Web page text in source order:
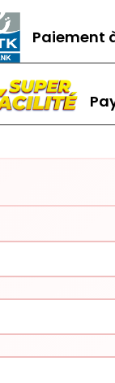
Paiement